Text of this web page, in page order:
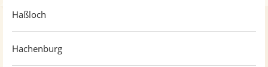
Haßloch
Hachenburg